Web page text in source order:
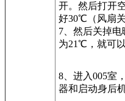
开。然后打开
好30℃（风扇关
7、然后关掉
为21℃，就可以
8、进入005室
器和启动身后机